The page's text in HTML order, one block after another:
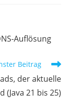
Auflösung
Beitrag
der aktuelle
(Java 21 bis 25)